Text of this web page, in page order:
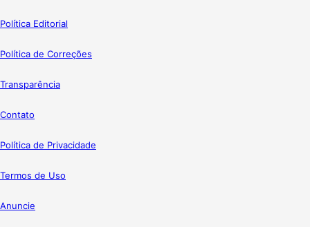
Política Editorial
Política de Correções
Transparência
Contato
Política de Privacidade
Termos de Uso
Anuncie